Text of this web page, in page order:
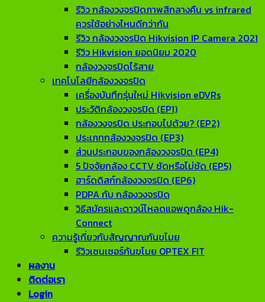
รีวิว กล้องวงจรปิดภาพสีกลางคืน vs infrared
ควรใช้อย่างไหนดีกว่ากัน
รีวิว กล้องวงจรปิด Hikvision IP Camera 2021
รีวิว Hikvision ยอดนิยม 2020
กล้องวงจรปิดไร้สาย
เทคโนโลยีกล้องวงจรปิด
เครื่องบันทึกรุ่นใหม่ Hikvision eDVRs
ประวัติกล้องวงจรปิด (EP1)
กล้องวงจรปิด ประกอบไปด้วย? (EP2)
ประเภทกล้องวงจรปิด (EP3)
ส่วนประกอบของกล้องวงจรปิด (EP4)
5 ปัจจัยกล้อง CCTV ชัดหรือไม่ชัด (EP5)
ฮาร์ดดิสก์กล้องวงจรปิด (EP6)
PDPA กับ กล้องวงจรปิด
วิธีสมัครและดาวน์โหลดแอพดูกล้อง Hik-
Connect
ความรู้เกี่ยวกับสัญญาณกันขโมย
รีวิวเซนเซอร์กันขโมย OPTEX FIT
ผลงาน
ติดต่อเรา
Login